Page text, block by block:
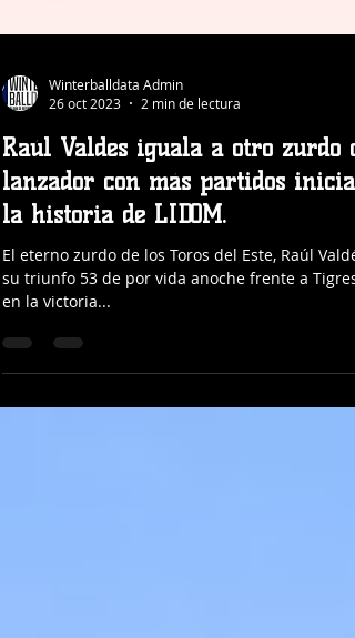
Winterballdata Admin
26 oct 2023
2 min de lectura
Raúl Valdes iguala a otro zurdo
lanzador con más partidos
la historia de LIDOM.
El eterno zurdo de los Toros del Este, Raúl
su triunfo 53 de por vida anoche frente a Tigres